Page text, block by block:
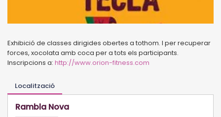
Exhibició de classes dirigides obertes a tothom. I per recuperar
forces, xocolata amb coca per a tots els participants.
Inscripcions a: http://www.orion-fitness.com
Localització
Rambla Nova